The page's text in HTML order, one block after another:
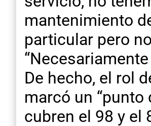
mantenimiento
particular pero
De hecho, el rol
marcó un
cubren el 98 y el